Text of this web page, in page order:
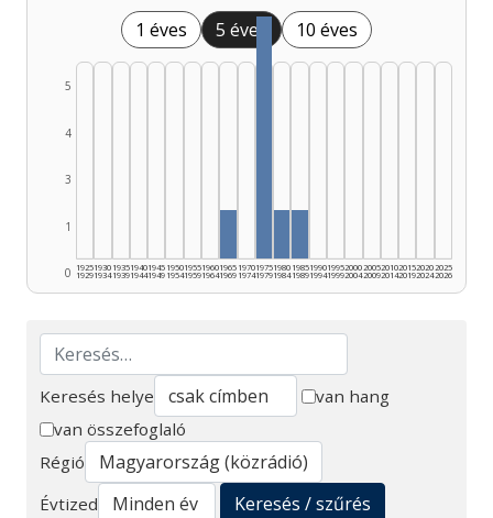
1 éves 5 éves 10 éves
0
1
3
4
5
1925
1929
1930
1934
1935
1939
1940
1944
1945
1949
1950
1954
1955
1959
1960
1964
1965
1969
1970
1974
1975
1979
1980
1984
1985
1989
1990
1994
1995
1999
2000
2004
2005
2009
2010
2014
2015
2019
2020
2024
2025
2026
Keresés
Keresés helye
van hang
van összefoglaló
Régió
Évtized
Keresés / szűrés